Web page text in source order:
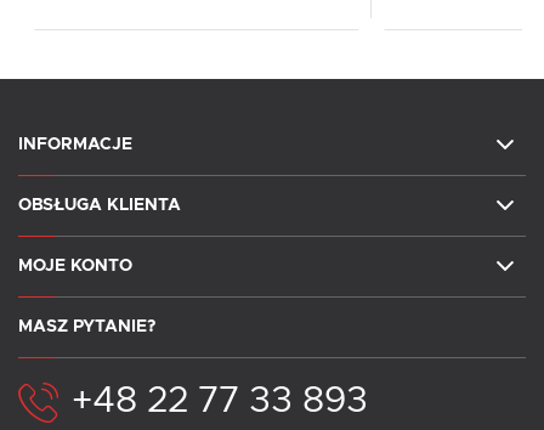
INFORMACJE
OBSŁUGA KLIENTA
MOJE KONTO
MASZ PYTANIE?
+48 22 77 33 893